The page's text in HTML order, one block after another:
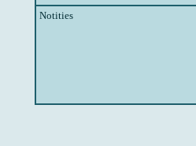
Notities